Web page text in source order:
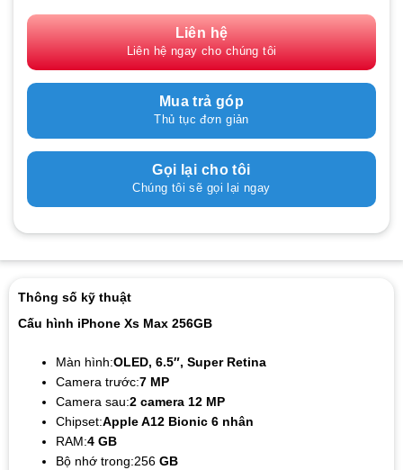
Liên hệ
Liên hệ ngay cho chúng tôi
Mua trả góp
Thủ tục đơn giản
Gọi lại cho tôi
Chúng tôi sẽ gọi lại ngay
Thông số kỹ thuật
Cấu hình iPhone Xs Max 256GB
Màn hình:OLED, 6.5″, Super Retina
Camera trước:7 MP
Camera sau:2 camera 12 MP
Chipset:Apple A12 Bionic 6 nhân
RAM:4 GB
Bộ nhớ trong:256GB